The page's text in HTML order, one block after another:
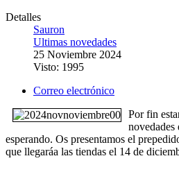
Detalles
Sauron
Ultimas novedades
25 Noviembre 2024
Visto: 1995
Correo electrónico
Por fin
novedades
esperando. Os presentamos el
que llegaráa las tiendas el 14 de